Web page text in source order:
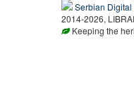
Serbian
2014-2026,
Keeping the